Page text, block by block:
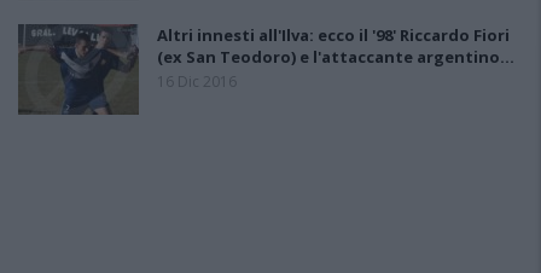
Altri innesti all'Ilva: ecco il '98' Riccardo Fiori
(ex San Teodoro) e l'attaccante argentino…
16 Dic 2016